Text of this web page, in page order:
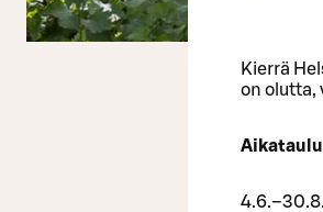
Kierrä
on olutta,